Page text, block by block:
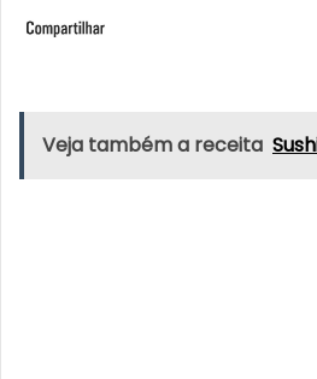
Veja também a receita